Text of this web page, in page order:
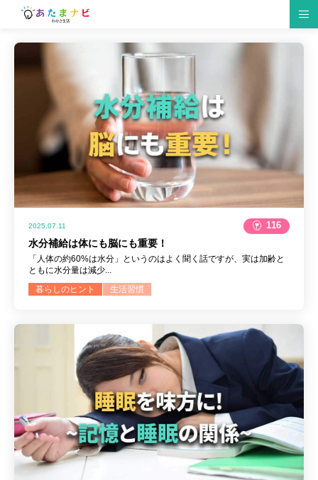
仕事・勉強
2025.07.11 116
水分補給は体にも脳にも重要！
「人体の約60%は水分」というのはよく聞く話ですが、実は加齢と
ともに水分量は減少...
暮らしのヒント
生活習慣